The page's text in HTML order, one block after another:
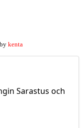
by kenta
Sarastus och